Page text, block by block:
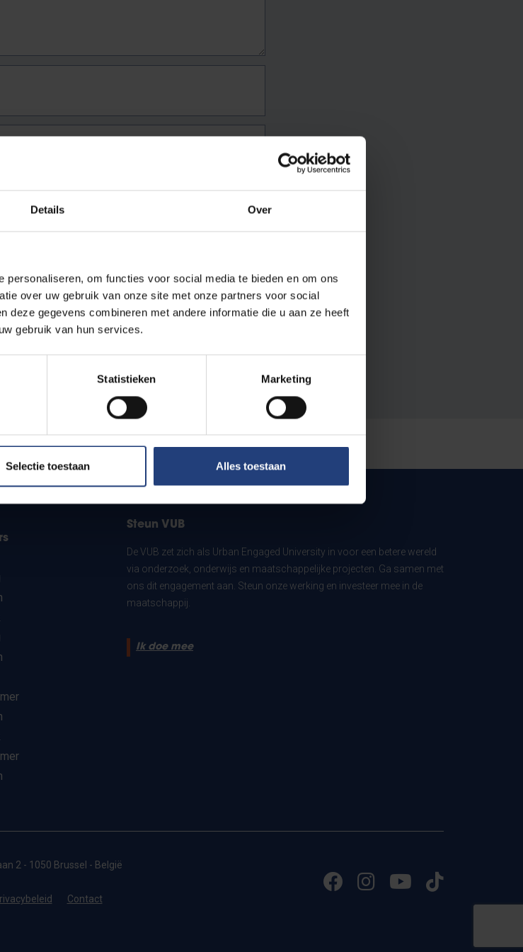
Details Over
om functies voor social media te bieden en om ons
over uw gebruik van onze site met onze partners voor social
deze gegevens combineren met andere informatie die u aan ze heeft
gebruik van hun services.
Statistieken Marketing
Selectie toestaan Alles toestaan
je de fout zag.
de-vub/alle-opleidingen
Steun VUB
De VUB zet zich als Urban Engaged University in voor een betere wereld
via onderzoek, onderwijs en maatschappelijke projecten. Ga samen met
ons dit engagement aan. Steun onze werking en investeer mee in de
maatschappij.
Ik doe mee
2 - 1050 Brussel - België
Contact